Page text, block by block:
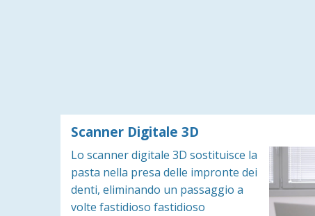
Scanner Digitale 3D
Lo scanner digitale 3D sostituisce la
pasta nella presa delle impronte dei
denti, eliminando un passaggio a
volte fastidioso fastidioso